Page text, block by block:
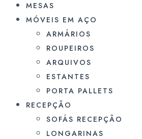
MESAS
MÓVEIS EM AÇO
ARMÁRIOS
ROUPEIROS
ARQUIVOS
ESTANTES
PORTA PALLETS
RECEPÇÃO
SOFÁS RECEPÇÃO
LONGARINAS